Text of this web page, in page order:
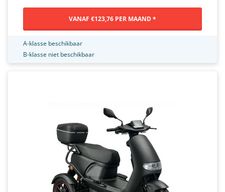
VANAF €123,76 PER MAAND *
A-klasse beschikbaar
B-klasse niet beschikbaar